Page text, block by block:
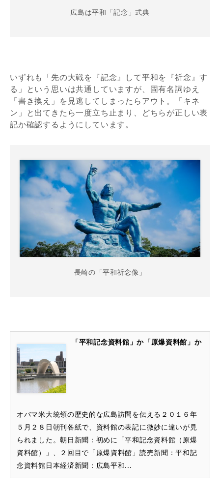
広島は平和「記念」式典
いずれも「先の大戦を『記念』して平和を『祈念』す
る」という思いは共通していますが、固有名詞ゆえ
「書き換え」を見逃してしまったらアウト。「キネ
ン」と出てきたら一度立ち止まり、どちらが正しい表
記か確認するようにしています。
長崎の「平和祈念像」
「平和記念資料館」か「原爆資料館」か
オバマ米大統領の歴史的な広島訪問を伝える２０１６年
５月２８日朝刊各紙で、資料館の表記に微妙に違いが見
られました。朝日新聞：初めに「平和記念資料館（原爆
資料館）」、２回目で「原爆資料館」読売新聞：平和記
念資料館日本経済新聞：広島平和...